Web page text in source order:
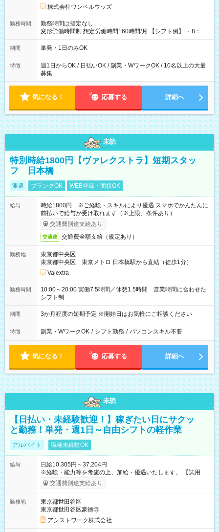
株式会社ワンベルウッズ
勤務時間
勤務時間は指定なし
変形労働時間制 想定労働時間160時間/月 【シフト例】 ・8：00
～21：00
期間 単発・1日のみOK
特徴
週1日からOK / 日払いOK / 副業・WワークOK / 10名以上の大量
募集
気になる！ 応募する 詳細へ
未読
特別時給1800円【ヴァレクストラ】短期スタッ
フ 日本橋
派遣 ブランクOK WEB登録・面接OK
給与
時給1800円 ※ご経験・スキルにより優遇 スマホでかんたんに
前払いで給与が受け取れます（※上限、条件あり）
交通費別途支給あり
交通費 交通費全額支給（規定あり）
勤務地
東京都中央区
東京都中央区 東京メトロ 日本橋駅から直結（徒歩1分）
Valextra
勤務時間
10:00～20:00 実働7.5時間／休憩1.5時間 営業時間に合わせた
シフト制
期間 3か月程度の短期予定 ※開始日はお気軽にご相談ください
特徴 副業・WワークOK / シフト勤務 / パソコンスキル不要
気になる！ 応募する 詳細へ
未読
【日払い・未経験歓迎！】稼ぎたい日にサクッ
と勤務！単発・週1日～自由シフトの軽作業
アルバイト 職種未経験OK
給与
日給10,305円～37,204円
※経験・能力等を考慮の上、加給・優遇いたします。 【試用期
間】試用期間なし
交通費別途支給あり
勤務地
東京都世田谷区
東京都世田谷区豪徳寺
アシストワーク株式会社